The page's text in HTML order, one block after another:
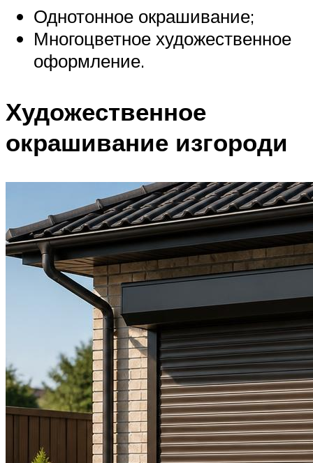
Однотонное окрашивание;
Многоцветное художественное
оформление.
Художественное
окрашивание изгороди